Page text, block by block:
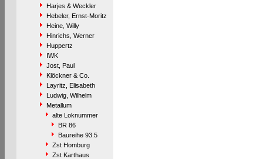
Harjes & Weckler
Hebeler, Ernst-Moritz
Heine, Willy
Hinrichs, Werner
Huppertz
IWK
Jost, Paul
Klöckner & Co.
Layritz, Elisabeth
Ludwig, Wilhelm
Metallum
alte Loknummer
BR 86
Baureihe 93.5
Zst Homburg
Zst Karthaus